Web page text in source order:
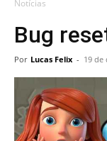
Notícias
Bug
Por Lucas Felix - 19 de